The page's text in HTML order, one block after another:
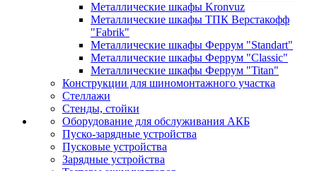
Металлические шкафы Kronvuz
Металлические шкафы ТПК Верстакофф
"Fabrik"
Металлические шкафы Феррум "Standart"
Металлические шкафы Феррум "Classic"
Металлические шкафы Феррум "Titan"
Конструкции для шиномонтажного участка
Стеллажи
Стенды, стойки
Оборудование для обслуживания АКБ
Пуско-зарядные устройства
Пусковые устройства
Зарядные устройства